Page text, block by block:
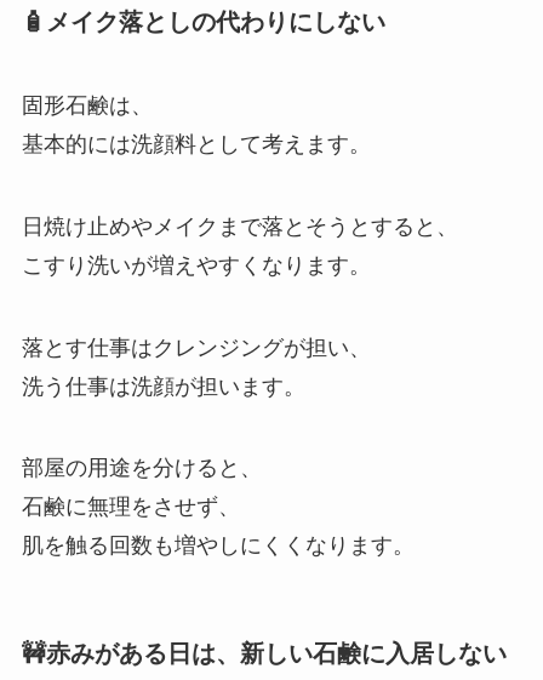
🧴メイク落としの代わりにしない
固形石鹸は、
基本的には洗顔料として考えます。
日焼け止めやメイクまで落とそうとすると、
こすり洗いが増えやすくなります。
落とす仕事はクレンジングが担い、
洗う仕事は洗顔が担います。
部屋の用途を分けると、
石鹸に無理をさせず、
肌を触る回数も増やしにくくなります。
🚧赤みがある日は、新しい石鹸に入居しない